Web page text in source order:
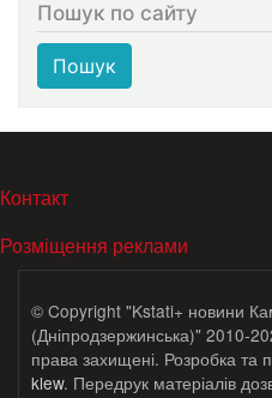
Пошук по сайту
Пошук
МЕНЮ В ПОДВАЛЕ
Контакт
Розміщення реклами
© Copyright "Kstati+ новини
(Дніпродзержинська)" 2010-
права захищені. Розробка та
klew. Передрук матеріалів